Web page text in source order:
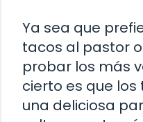
Ya sea que
tacos al pastor
probar los más
cierto es que
una deliciosa